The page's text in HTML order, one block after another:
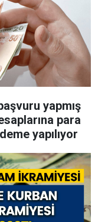
yapmış
para
yapılıyor